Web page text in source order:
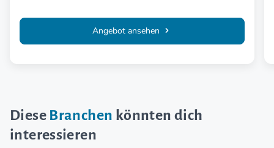
Angebot ansehen
Diese Branchen könnten dich
interessieren